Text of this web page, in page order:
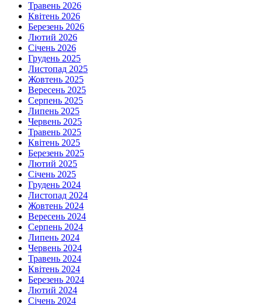
Травень 2026
Квітень 2026
Березень 2026
Лютий 2026
Січень 2026
Грудень 2025
Листопад 2025
Жовтень 2025
Вересень 2025
Серпень 2025
Липень 2025
Червень 2025
Травень 2025
Квітень 2025
Березень 2025
Лютий 2025
Січень 2025
Грудень 2024
Листопад 2024
Жовтень 2024
Вересень 2024
Серпень 2024
Липень 2024
Червень 2024
Травень 2024
Квітень 2024
Березень 2024
Лютий 2024
Січень 2024